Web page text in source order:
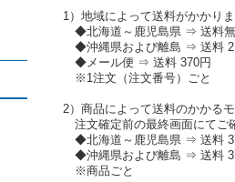
1）地域によって送料がかかり
◆北海道～鹿児島県 ⇒ 送料
◆沖縄県および離島 ⇒ 送料
◆メール便 ⇒ 送料 370円
※1注文（注文番号）ごと
2）商品によって送料のかかる
注文確定前の最終画面にてご
◆北海道～鹿児島県 ⇒ 送料
◆沖縄県および離島 ⇒ 送料
※商品ごと